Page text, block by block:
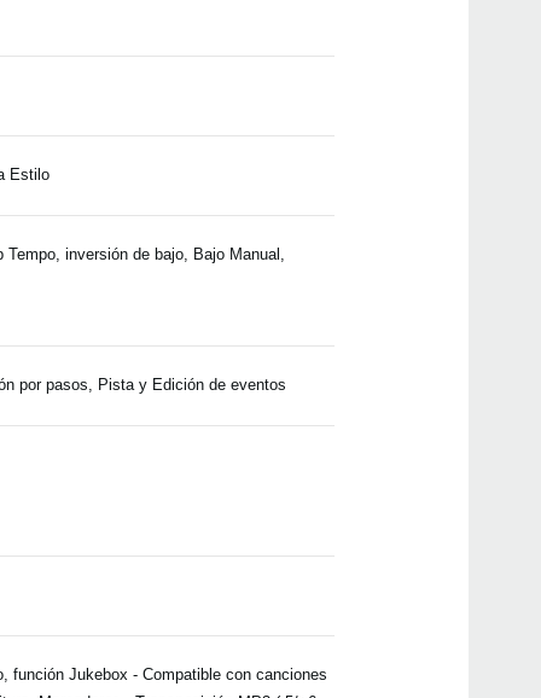
Estilo
inversión de bajo, Bajo Manual,
por pasos, Pista y Edición de eventos
función Jukebox - Compatible con canciones